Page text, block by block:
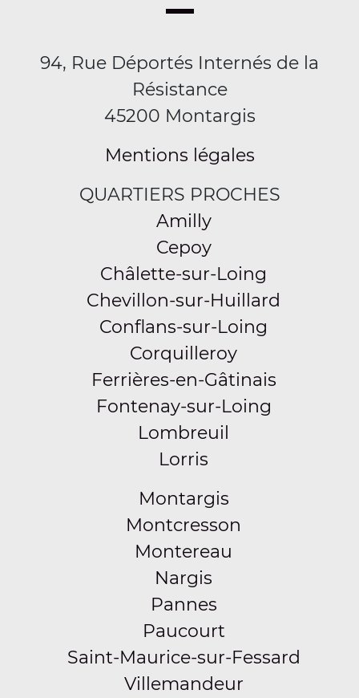
94, Rue Déportés Internés de la
Résistance
45200 Montargis
Mentions légales
QUARTIERS PROCHES
Amilly
Cepoy
Châlette-sur-Loing
Chevillon-sur-Huillard
Conflans-sur-Loing
Corquilleroy
Ferrières-en-Gâtinais
Fontenay-sur-Loing
Lombreuil
Lorris
Montargis
Montcresson
Montereau
Nargis
Pannes
Paucourt
Saint-Maurice-sur-Fessard
Villemandeur